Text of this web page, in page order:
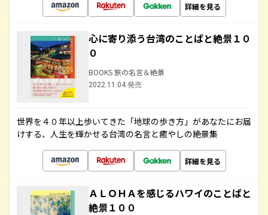
詳細を見る
心に寄り添う台湾のことばと絶景１０
０
BOOKS 旅の名言＆絶景
2022.11.04 発売
世界を４０年以上歩いてきた「地球の歩き方」があなたにお届
けする、人生を輝かせる台湾の名言と癒やしの絶景集
詳細を見る
ＡＬＯＨＡを感じるハワイのことばと
絶景１００